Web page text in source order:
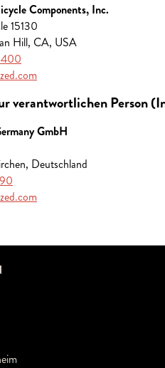
Components, Inc.
15130
Hill, CA, USA
verantwortlichen Person
GmbH
Deutschland